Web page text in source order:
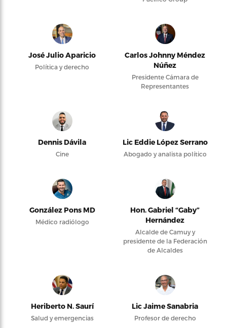
José Julio Aparicio
Política y derecho
Carlos Johnny Méndez
Núñez
Presidente Cámara de
Representantes
Dennis Dávila
Cine
Lic Eddie López Serrano
Abogado y analista político
González Pons MD
Médico radiólogo
Hon. Gabriel “Gaby”
Hernández
Alcalde de Camuy y
presidente de la Federación
de Alcaldes
Heriberto N. Saurí
Salud y emergencias
Lic Jaime Sanabria
Profesor de derecho